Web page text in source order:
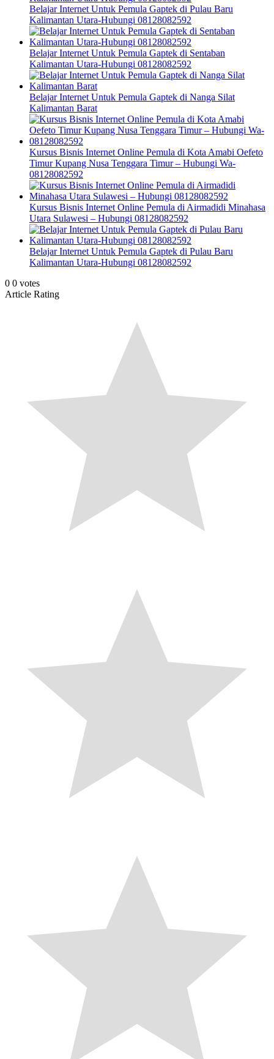
Belajar Internet Untuk Pemula Gaptek di Pulau Baru
Kalimantan Utara-Hubungi 08128082592
Belajar Internet Untuk Pemula Gaptek di Sentaban
Kalimantan Utara-Hubungi 08128082592
Belajar Internet Untuk Pemula Gaptek di Nanga Silat
Kalimantan Barat
Kursus Bisnis Internet Online Pemula di Kota Amabi Oefeto
Timur Kupang Nusa Tenggara Timur – Hubungi Wa-
08128082592
Kursus Bisnis Internet Online Pemula di Airmadidi Minahasa
Utara Sulawesi – Hubungi 08128082592
Belajar Internet Untuk Pemula Gaptek di Pulau Baru
Kalimantan Utara-Hubungi 08128082592
0 0 votes
Article Rating